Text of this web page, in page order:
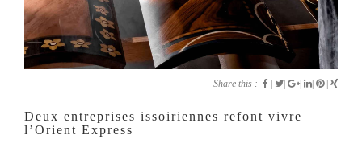
Share this : |
Deux entreprises issoiriennes refont vivre
l’Orient Express